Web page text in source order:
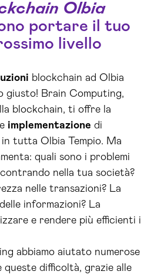
Olbia
portare il tuo
livello
blockchain ad Olbia
giusto! Brain Computing,
blockchain, ti offre la
e implementazione di
tutta Olbia Tempio. Ma
quali sono i problemi
nella tua società?
nelle transazioni? La
informazioni? La
e rendere più efficienti i
abbiamo aiutato numerose
difficoltà, grazie alle